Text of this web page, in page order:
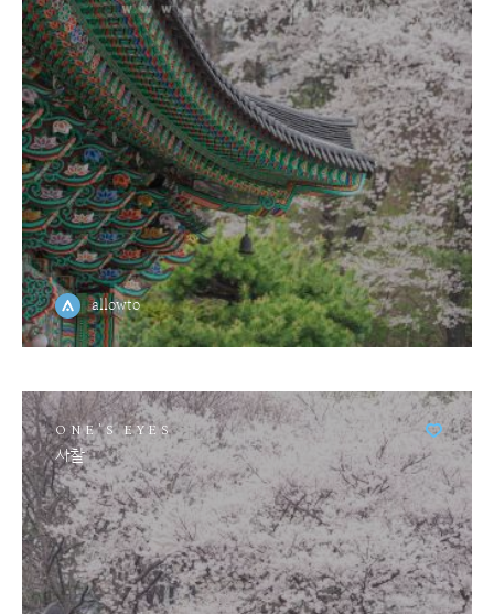
allowto
ONE'S EYES
사찰